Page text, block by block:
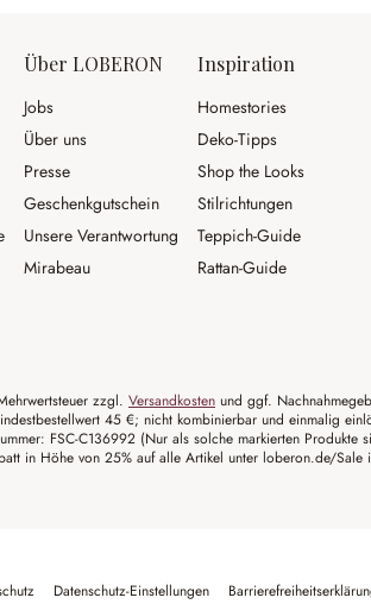
Über LOBERON
Jobs
Über uns
Presse
Geschenkgutschein
Unsere Verantwortung
Mirabeau
Inspiration
Homestories
Deko-Tipps
Shop the Looks
Stilrichtungen
Teppich-Guide
Rattan-Guide
zzgl. Versandkosten und ggf.
45 €; nicht kombinierbar und einmalig
FSC-C136992 (Nur als solche markierten Produkte
in Höhe von 25% auf alle Artikel unter loberon.de/
Datenschutz-Einstellungen